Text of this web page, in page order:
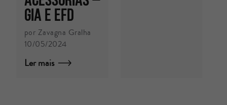
GIA E EFD
por Zavagna Gralha
10/05/2024
Ler mais